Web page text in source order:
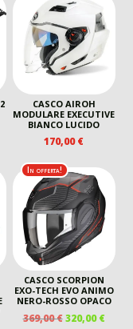
€.
CASCO AIROH
MODULARE EXECUTIVE
BIANCO LUCIDO
170,00€
In offerta!
CASCO SCORPION
EXO-TECH EVO ANIMO
NERO-ROSSO OPACO
369,00€ IL
320,00€IL